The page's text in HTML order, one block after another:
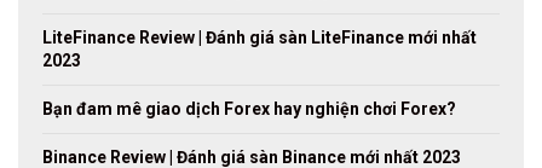
LiteFinance Review | Đánh giá sàn LiteFinance mới nhất
2023
Bạn đam mê giao dịch Forex hay nghiện chơi Forex?
Binance Review | Đánh giá sàn Binance mới nhất 2023